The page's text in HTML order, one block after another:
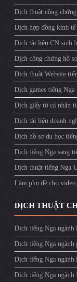
Dịch thuật công
Dịch hợp đồng kinh tế
Dịch tài liệu CN sinh
Dịch công chứng hồ
Dịch thuật Website
Dịch games tiếng Nga
Dịch giấy tờ cá nhân
Dịch tài liệu doanh
Dịch hồ sơ du học
Dịch tiếng Nga sang
Dịch thuật tiếng Nga
Làm phụ đề cho
DỊCH THUẬT
Dịch tiếng Nga ngành
Dịch tiếng Nga ngành
Dịch tiếng Nga ngành
Dịch tiếng Nga ngành